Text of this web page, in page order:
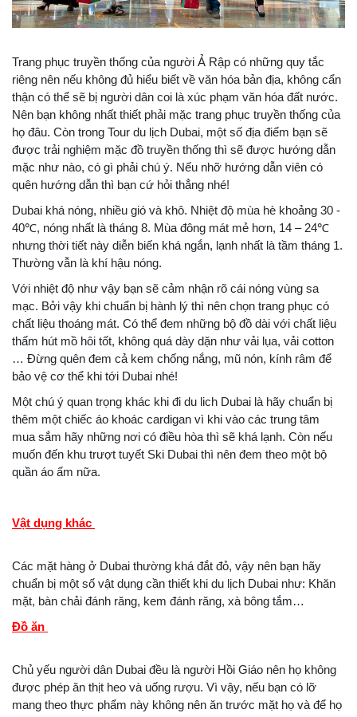
Trang phục truyền thống của người Ả Rập có những quy tắc
riêng nên nếu không đủ hiểu biết về văn hóa bản địa, không cẩn
thận có thể sẽ bị người dân coi là xúc phạm văn hóa đất nước.
Nên bạn không nhất thiết phải mặc trang phục truyền thống của
họ đâu. Còn trong Tour du lịch Dubai, một số địa điểm bạn sẽ
được trải nghiệm mặc đồ truyền thống thì sẽ được hướng dẫn
mặc như nào, có gì phải chú ý. Nếu nhỡ hướng dẫn viên có
quên hướng dẫn thì bạn cứ hỏi thẳng nhé!
Dubai khá nóng, nhiều gió và khô. Nhiệt độ mùa hè khoảng 30 -
40℃, nóng nhất là tháng 8. Mùa đông mát mẻ hơn, 14 – 24℃
nhưng thời tiết này diễn biến khá ngắn, lạnh nhất là tầm tháng 1.
Thường vẫn là khí hậu nóng.
Với nhiệt độ như vậy bạn sẽ cảm nhận rõ cái nóng vùng sa
mạc. Bởi vậy khi chuẩn bị hành lý thì nên chọn trang phục có
chất liệu thoáng mát. Có thể đem những bộ đồ dài với chất liệu
thấm hút mồ hôi tốt, không quá dày dặn như vải lụa, vải cotton
… Đừng quên đem cả kem chống nắng, mũ nón, kính râm để
bảo vệ cơ thể khi tới Dubai nhé!
Một chú ý quan trọng khác khi đi du lich Dubai là hãy chuẩn bị
thêm một chiếc áo khoác cardigan vì khi vào các trung tâm
mua sắm hãy những nơi có điều hòa thì sẽ khá lạnh. Còn nếu
muốn đến khu trượt tuyết Ski Dubai thì nên đem theo một bộ
quần áo ấm nữa.
Vật dụng khác
Các mặt hàng ở Dubai thường khá đắt đỏ, vậy nên bạn hãy
chuẩn bị một số vật dụng cần thiết khi du lịch Dubai như: Khăn
mặt, bàn chải đánh răng, kem đánh răng, xà bông tắm…
Đồ ăn
Chủ yếu người dân Dubai đều là người Hồi Giáo nên họ không
được phép ăn thịt heo và uống rượu. Vì vậy, nếu bạn có lỡ
mang theo thực phẩm này không nên ăn trước mặt họ và để họ